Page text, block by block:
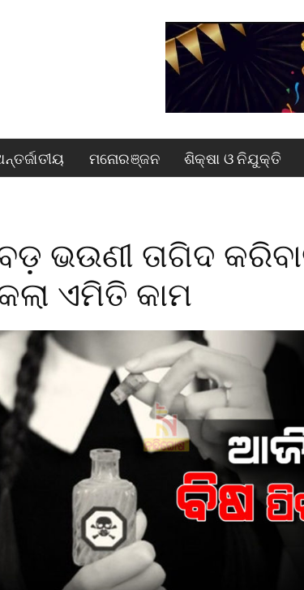
ମନୋରଞ୍ଜନ ଶିକ୍ଷା ଓ ନିଯୁକ୍ତି
ଭଉଣୀ ତାଗିଦ
ଏମିତି କାମ